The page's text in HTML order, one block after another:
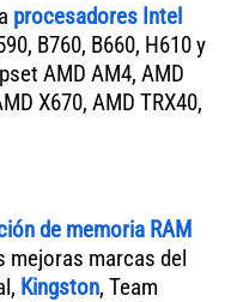
procesadores Intel
B760, B660, H610 y
AMD AM4, AMD
X670, AMD TRX40,
de memoria RAM
mejoras marcas del
Kingston, Team